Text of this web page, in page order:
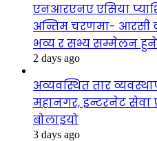
एनआरएनए एसिया
अन्तिम चरणमा- आरसी
भव्य र सभ्य सम्मेलन हुने
2 days ago
अव्यवस्थित तार
महानगर, इन्टरनेट
बोलाइयो
3 days ago